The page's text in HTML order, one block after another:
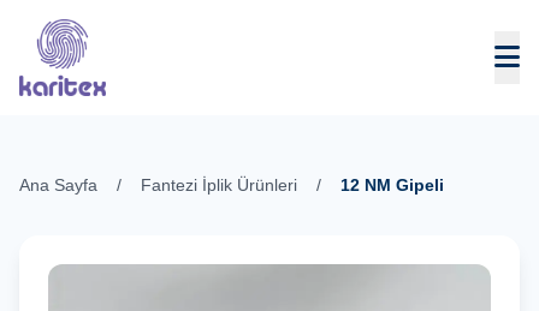
Skip to content
Ana Sayfa / Fantezi İplik Ürünleri / 12 NM Gipeli